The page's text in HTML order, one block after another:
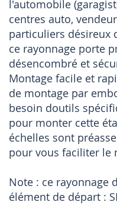
l'automobile
centres auto,
particuliers désireux
ce rayonnage porte
désencombré et
Montage facile et
de montage par
besoin doutils
pour monter cette
échelles sont
pour vous faciliter le
Note : ce rayonnage
élément de départ :